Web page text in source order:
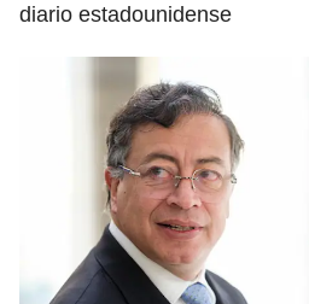
diario estadounidense